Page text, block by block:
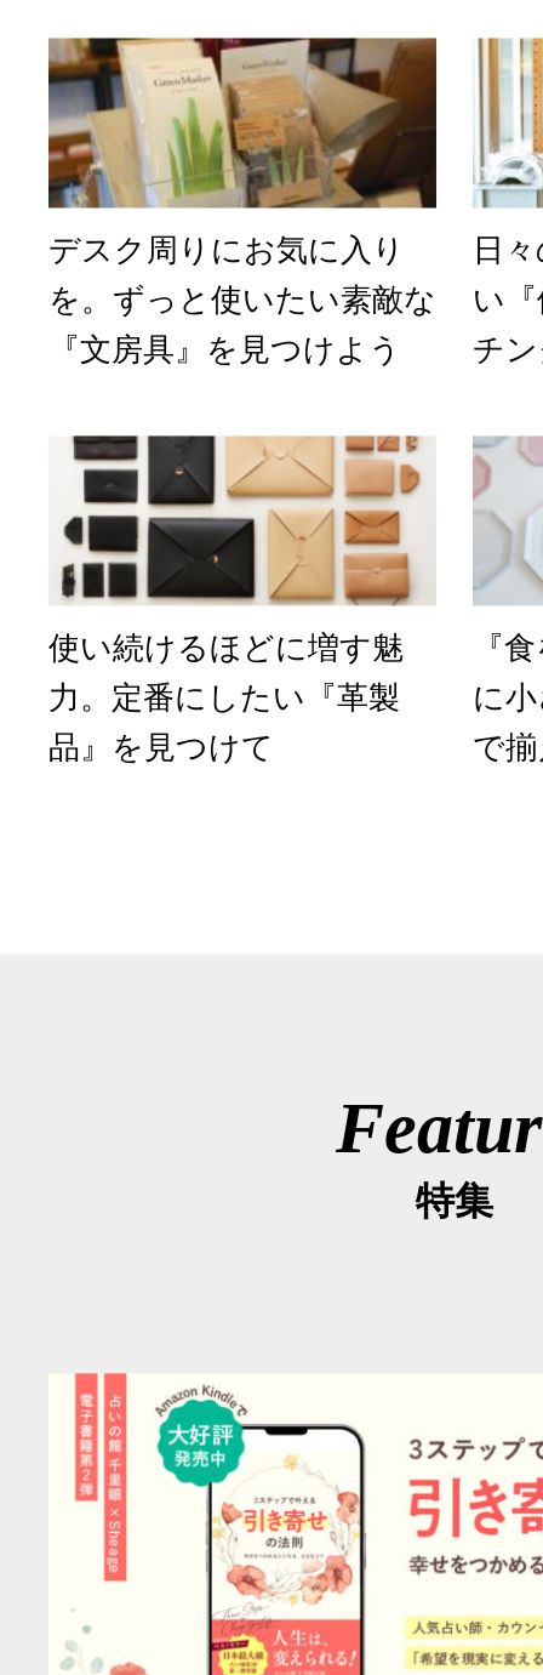
デスク周りにお気に入り
を。ずっと使いたい素敵な
『文房具』を見つけよう
日
い
チ
使い続けるほどに増す魅
力。定番にしたい『革製
品』を見つけて
『
に
で
特集